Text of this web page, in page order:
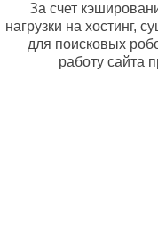
За счет
нагрузки на хостинг,
для поисковых
работу сайта